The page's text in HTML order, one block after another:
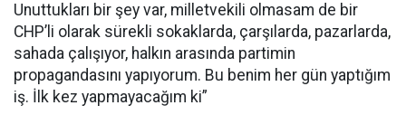
Unuttukları bir şey var, milletvekili olmasam de bir
CHP’li olarak sürekli sokaklarda, çarşılarda, pazarlarda,
sahada çalışıyor, halkın arasında partimin
propagandasını yapıyorum. Bu benim her gün yaptığım
iş. İlk kez yapmayacağım ki”